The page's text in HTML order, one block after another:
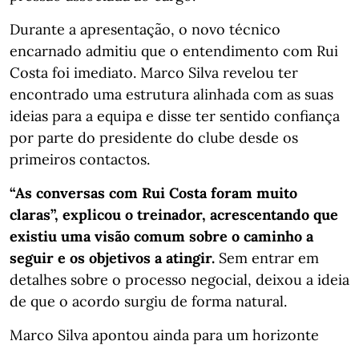
Durante a apresentação, o novo técnico
encarnado admitiu que o entendimento com Rui
Costa foi imediato. Marco Silva revelou ter
encontrado uma estrutura alinhada com as suas
ideias para a equipa e disse ter sentido confiança
por parte do presidente do clube desde os
primeiros contactos.
“As conversas com Rui Costa foram muito
claras”, explicou o treinador, acrescentando que
existiu uma visão comum sobre o caminho a
seguir e os objetivos a atingir. Sem entrar em
detalhes sobre o processo negocial, deixou a ideia
de que o acordo surgiu de forma natural.
Marco Silva apontou ainda para um horizonte